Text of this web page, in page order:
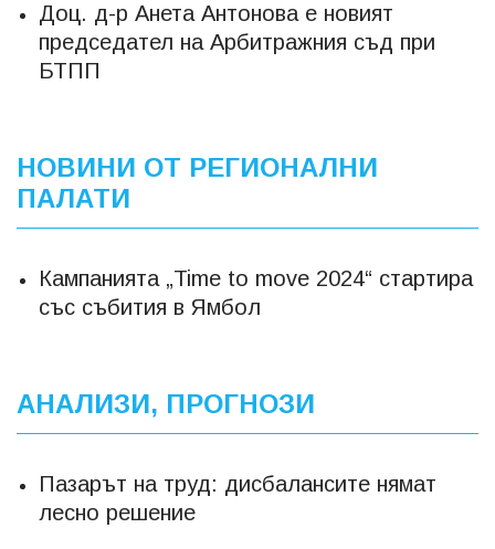
Доц. д-р Анета Антонова е новият
председател на Арбитражния съд при
БТПП
НОВИНИ ОТ РЕГИОНАЛНИ
ПАЛАТИ
Кампанията „Time to move 2024“ стартира
със събития в Ямбол
АНАЛИЗИ, ПРОГНОЗИ
Пазарът на труд: дисбалансите нямат
лесно решение